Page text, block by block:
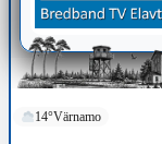
14°Värnamo